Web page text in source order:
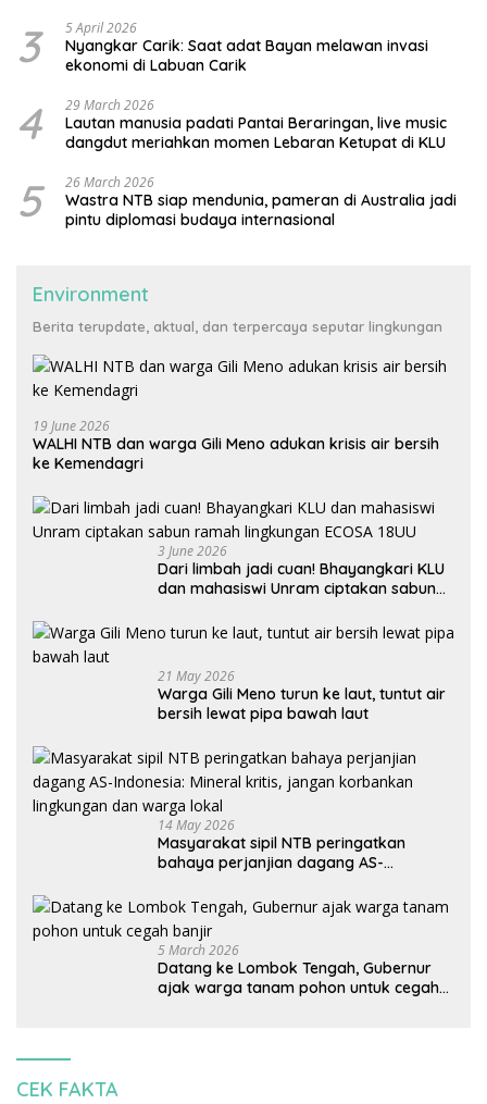
3 5 April 2026
Nyangkar Carik: Saat adat Bayan melawan invasi
ekonomi di Labuan Carik
4 29 March 2026
Lautan manusia padati Pantai Beraringan, live music
dangdut meriahkan momen Lebaran Ketupat di KLU
5 26 March 2026
Wastra NTB siap mendunia, pameran di Australia jadi
pintu diplomasi budaya internasional
Environment
Berita terupdate, aktual, dan terpercaya seputar lingkungan
19 June 2026
WALHI NTB dan warga Gili Meno adukan krisis air bersih
ke Kemendagri
3 June 2026
Dari limbah jadi cuan! Bhayangkari KLU
dan mahasiswi Unram ciptakan sabun
21 May 2026
Warga Gili Meno turun ke laut, tuntut air
bersih lewat pipa bawah laut
14 May 2026
Masyarakat sipil NTB peringatkan
bahaya perjanjian dagang AS-
korbankan lingkungan dan warga lokal
5 March 2026
Datang ke Lombok Tengah, Gubernur
ajak warga tanam pohon untuk cegah
CEK FAKTA